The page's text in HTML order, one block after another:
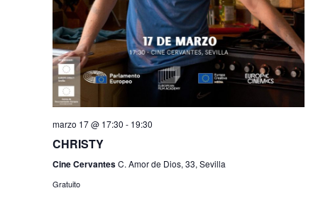
marzo 17 @ 17:30 - 19:30
CHRISTY
Cine CervantesC. Amor de Dios, 33, Sevilla
Gratuito